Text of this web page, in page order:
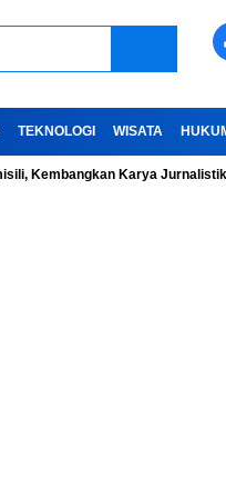
TEKNOLOGI WISATA
Kembangkan Karya Jurnalistik